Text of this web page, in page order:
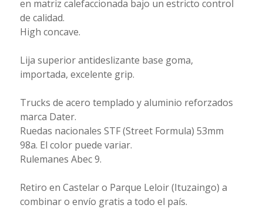
en matriz calefaccionada bajo un estricto control
de calidad.
High concave.
Lija superior antideslizante base goma,
importada, excelente grip.
Trucks de acero templado y aluminio reforzados
marca Dater.
Ruedas nacionales STF (Street Formula) 53mm
98a. El color puede variar.
Rulemanes Abec 9.
Retiro en Castelar o Parque Leloir (Ituzaingo) a
combinar o envío gratis a todo el país.